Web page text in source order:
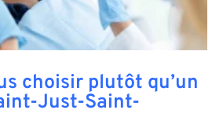
choisir plutôt qu’un
Just-Saint-